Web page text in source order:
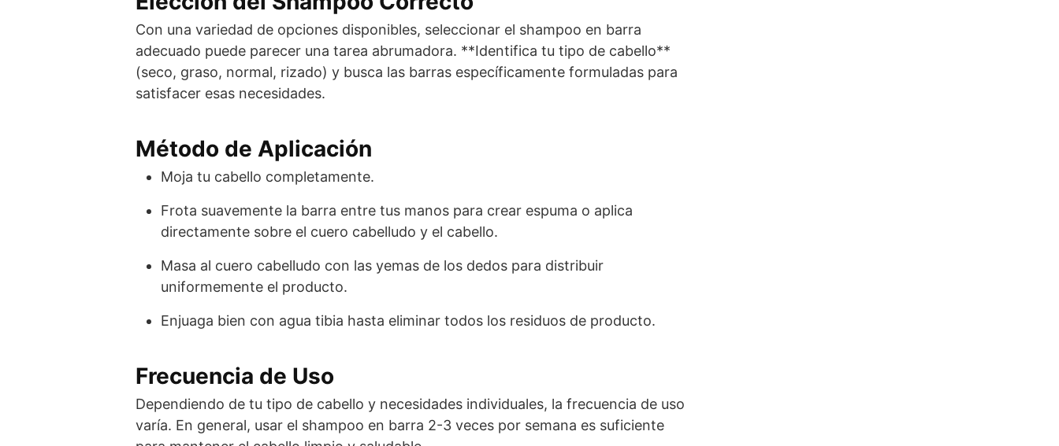
Con una variedad de opciones disponibles, seleccionar el shampoo en barra
adecuado puede parecer una tarea abrumadora. **Identifica tu tipo de cabello**
(seco, graso, normal, rizado) y busca las barras específicamente formuladas para
satisfacer esas necesidades.
Método de Aplicación
Moja tu cabello completamente.
Frota suavemente la barra entre tus manos para crear espuma o aplica
directamente sobre el cuero cabelludo y el cabello.
Masa al cuero cabelludo con las yemas de los dedos para distribuir
uniformemente el producto.
Enjuaga bien con agua tibia hasta eliminar todos los residuos de producto.
Frecuencia de Uso
Dependiendo de tu tipo de cabello y necesidades individuales, la frecuencia de uso
varía. En general, usar el shampoo en barra 2-3 veces por semana es suficiente